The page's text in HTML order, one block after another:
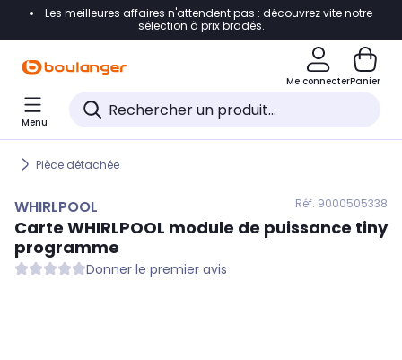
Accéder directement à la navigation
Accéder directement au pied de page
Accéder directement au chatbot
Les meilleures affaires n'attendent pas : découvrez vite notre
sélection à prix bradés.
Me connecterPanier
Menu
Pièce détachée
WHIRLPOOL Réf. 9000505338
Carte WHIRLPOOL module de puissance tiny
programme
Donner le premier avis